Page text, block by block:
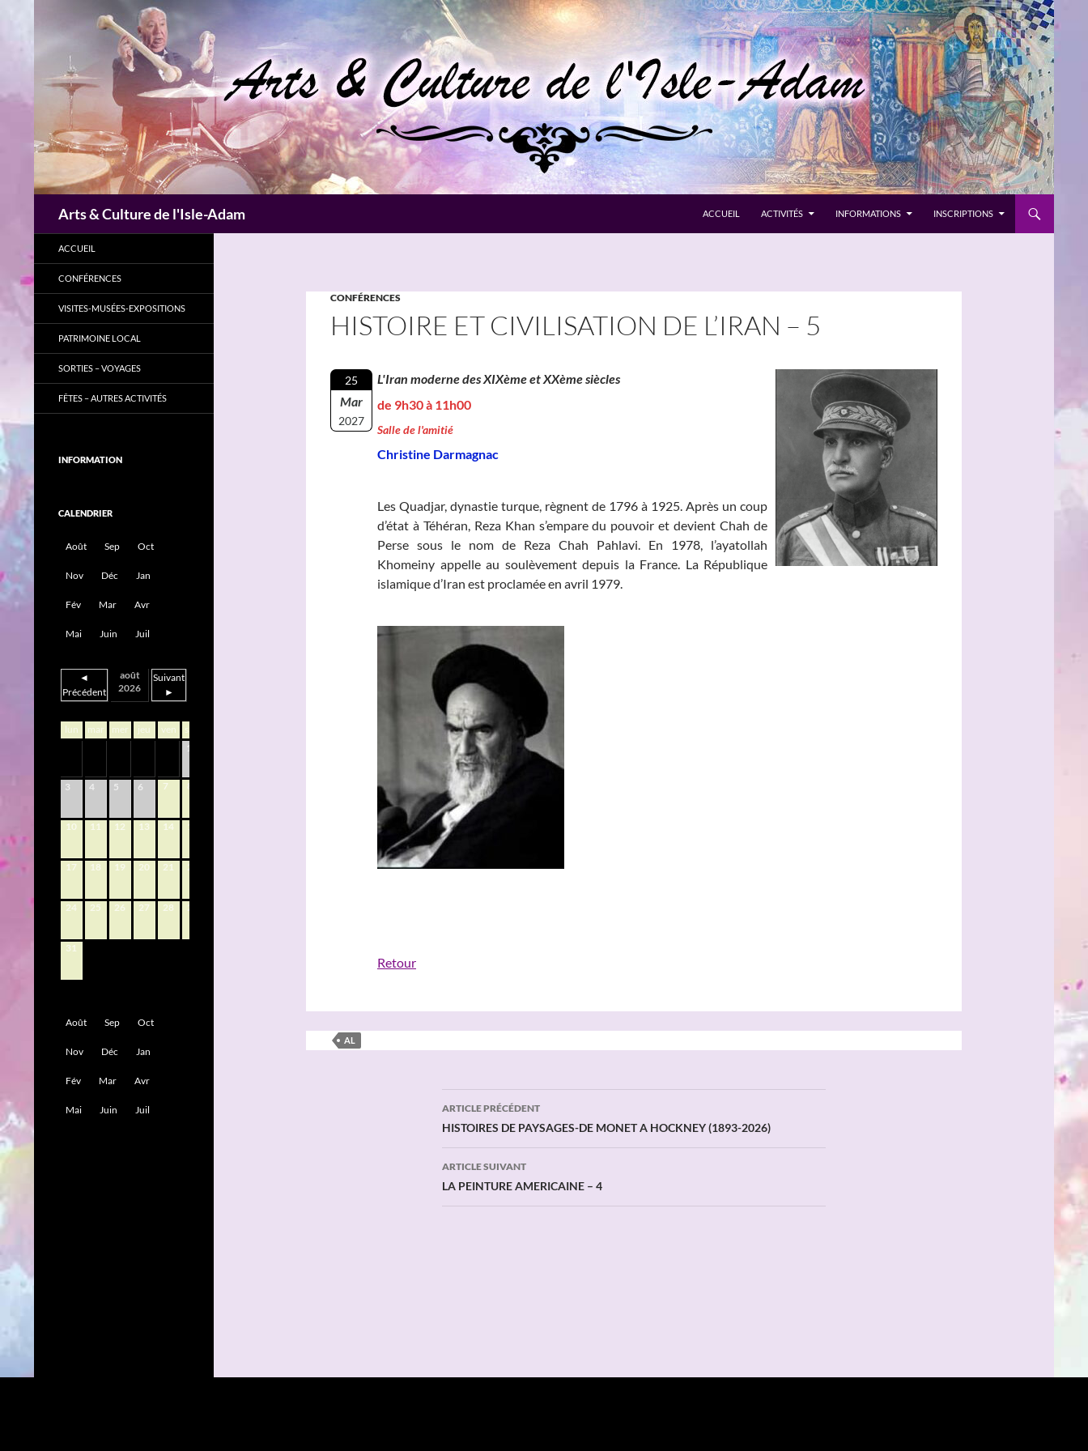
Arts & Culture de l'Isle-Adam ACCUEIL ACTIVITÉS INFORMATIONS INSCRIPTIONS
CONFÉRENCES
HISTOIRE ET CIVILISATION DE L’IRAN – 5
25
Mar
2027
L'Iran moderne des XIXème et XXème siècles
de 9h30 à 11h00
Salle de l'amitié
Christine Darmagnac
Les Quadjar, dynastie turque, règnent de 1796 à 1925. Après un coup
d’état à Téhéran, Reza Khan s’empare du pouvoir et devient Chah de
Perse sous le nom de Reza Chah Pahlavi. En 1978, l’ayatollah
Khomeiny appelle au soulèvement depuis la France. La République
islamique d’Iran est proclamée en avril 1979.
Retour
AL
Navigation
des
articles
ARTICLE PRÉCÉDENT
HISTOIRES DE PAYSAGES-DE MONET A HOCKNEY (1893-2026)
ARTICLE SUIVANT
LA PEINTURE AMERICAINE – 4
ACCUEIL
CONFÉRENCES
VISITES-MUSÉES-EXPOSITIONS
PATRIMOINE LOCAL
SORTIES – VOYAGES
FÊTES – AUTRES ACTIVITÉS
INFORMATION
CALENDRIER
Août Sep Oct
Nov Déc Jan
Fév Mar Avr
Mai Juin Juil
◄
Précédent
août
2026
Suivant
►
lun mar mer jeu ven sam
1
3 4 5 6 7 8
10 11 12 13 14 15
17 18 19 20 21 22
24 25 26 27 28 29
31
Août Sep Oct
Nov Déc Jan
Fév Mar Avr
Mai Juin Juil